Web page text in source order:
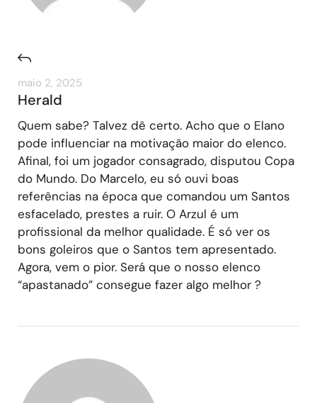
maio 2, 2025
Herald
Quem sabe? Talvez dê certo. Acho que o Elano
pode influenciar na motivação maior do elenco.
Afinal, foi um jogador consagrado, disputou Copa
do Mundo. Do Marcelo, eu só ouvi boas
referências na época que comandou um Santos
esfacelado, prestes a ruir. O Arzul é um
profissional da melhor qualidade. É só ver os
bons goleiros que o Santos tem apresentado.
Agora, vem o pior. Será que o nosso elenco
“apastanado” consegue fazer algo melhor ?